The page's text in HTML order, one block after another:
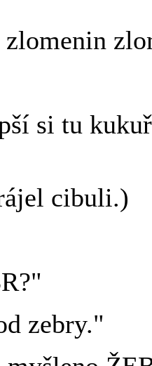
zlomenin
si tu
cibuli.)
zebry."